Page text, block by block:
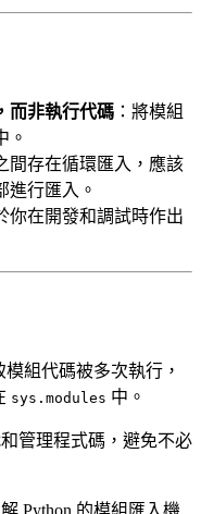
而非執行代碼 ：將模組
。
間存在循環匯入，應該
進行匯入。
你在開發和調試時作出
組代碼被多次執行，
sys.modules 中。
管理程式碼，避免不必